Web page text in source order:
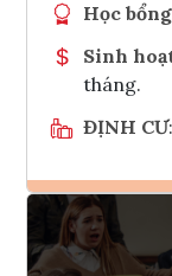
Học bổng
Sinh
tháng.
ĐỊNH CƯ: